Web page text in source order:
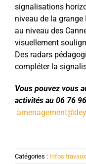
signalisations
niveau de la
au niveau des
visuellement
Des radars
compléter la
Vous pouvez vous
activités au 06 76
Catégories : Infos travaux